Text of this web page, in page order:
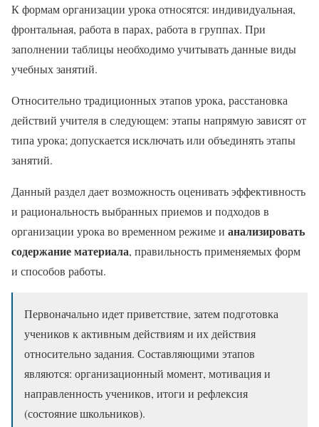
К формам организации урока относятся: индивидуальная,
фронтальная, работа в парах, работа в группах. При
заполнении таблицы необходимо учитывать данные виды
учебных занятий.
Относительно традиционных этапов урока, расстановка
действий учителя в следующем: этапы напрямую зависят от
типа урока; допускается исключать или объединять этапы
занятий.
Данный раздел дает возможность оценивать эффективность
и рациональность выбранных приемов и подходов в
организации урока во временном режиме и анализировать
содержание материала, правильность применяемых форм
и способов работы.
Первоначально идет приветствие, затем подготовка
учеников к активным действиям и их действия
относительно задания. Составляющими этапов
являются: организационный момент, мотивация и
направленность учеников, итоги и рефлексия
(состояние школьников).